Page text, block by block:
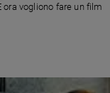
ora vogliono fare un film